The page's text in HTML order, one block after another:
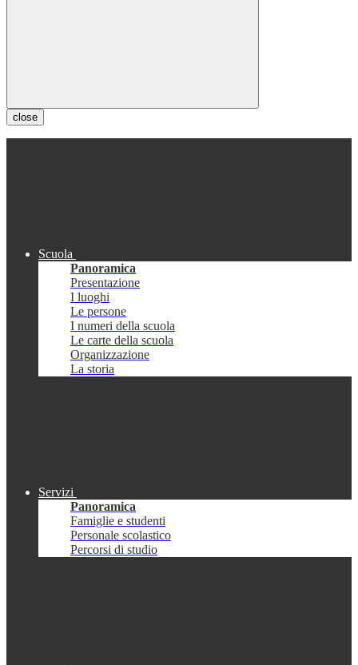
close
Scuola
Panoramica
Presentazione
I luoghi
Le persone
I numeri della scuola
Le carte della scuola
Organizzazione
La storia
Servizi
Panoramica
Famiglie e studenti
Personale scolastico
Percorsi di studio